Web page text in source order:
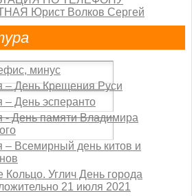
минус
– День Крещения Руси
– День эсперанто
- День памяти Владимира
– Всемирный день китов и
Кольцо. Углич День города
21 июля 2021